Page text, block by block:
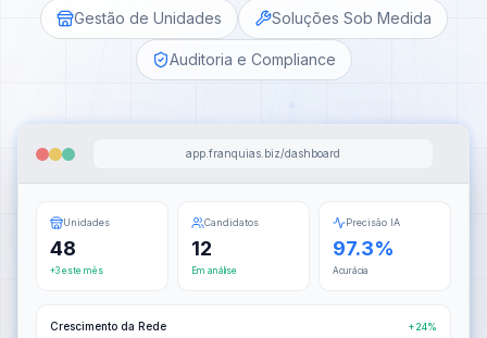
Gestão de Unidades Soluções Sob Medida
Auditoria e Compliance
app.franquias.biz/dashboard
Unidades
48
+3 este mês
Candidatos
12
Em análise
Precisão IA
97.3%
Acurácia
Crescimento da Rede +24%